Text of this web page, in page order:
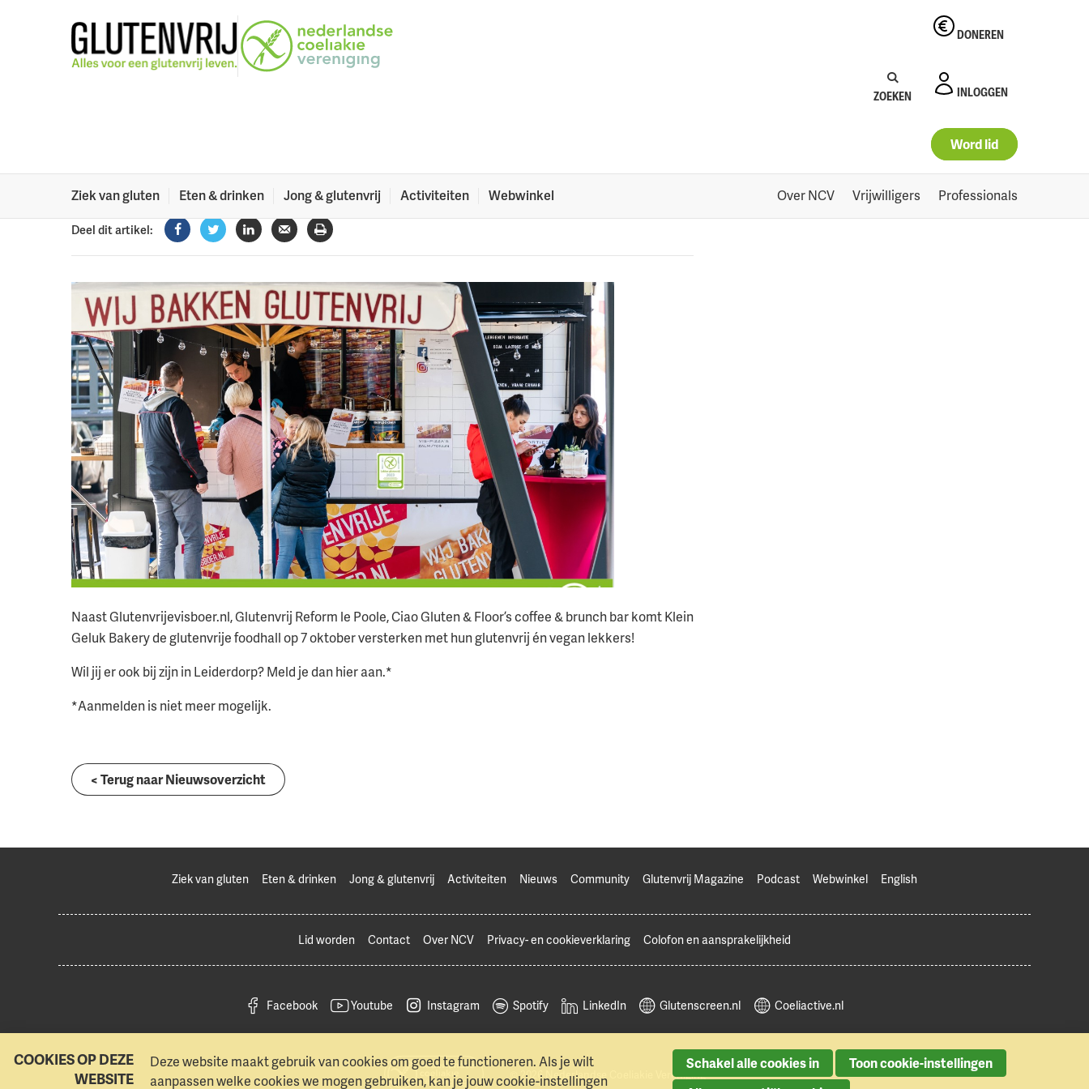
Zoeken:Zoeken
ZOEKEN
DONEREN
INLOGGEN
Word lid
Ziek van gluten Eten & drinken Jong & glutenvrij Activiteiten Webwinkel Over NCV Vrijwilligers Professionals
Kom je ook naar de NCV-foodhall op
29 september 2023
Deel dit artikel:
Facebook
TwitterLinkedInVerzenden
Printen
Naast Glutenvrijevisboer.nl, Glutenvrij Reform le Poole, Ciao Gluten & Floor’s coffee & brunch bar komt Klein
Geluk Bakery de glutenvrije foodhall op 7 oktober versterken met hun glutenvrij én vegan lekkers!
Wil jij er ook bij zijn in Leiderdorp? Meld je dan hier aan.*
*Aanmelden is niet meer mogelijk.
< Terug naar Nieuwsoverzicht
Ziek van gluten Eten & drinken Jong & glutenvrij Activiteiten Nieuws Community Glutenvrij Magazine Podcast Webwinkel English
Lid worden Contact Over NCV Privacy- en cookieverklaring Colofon en aansprakelijkheid
Facebook Youtube Instagram Spotify LinkedIn Glutenscreen.nl Coeliactive.nl
© 2026 Nederlandse Coeliakie Vereniging
COOKIES OP DEZE
WEBSITE
Deze website maakt gebruik van cookies om goed te functioneren. Als je wilt
aanpassen welke cookies we mogen gebruiken, kan je jouw cookie-instellingen
Schakel alle cookies in
Toon cookie-instellingen